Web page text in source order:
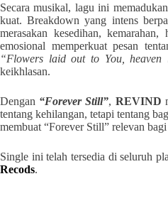
Secara musikal, lagu ini
kuat. Breakdown yang intens
merasakan kesedihan,
emosional memperkuat pesan
“Flowers laid out to You,
keikhlasan.
Dengan “Forever Still”, REVIND
tentang kehilangan, tetapi tentang
membuat “Forever Still” relevan
Single ini telah tersedia di seluruh
Recods.